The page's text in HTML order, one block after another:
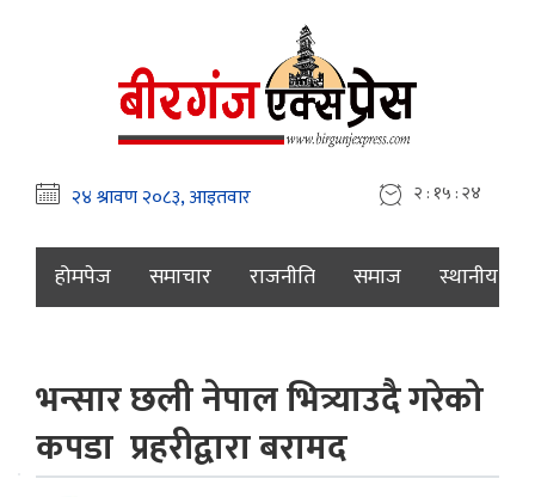
२ : १५ : २५
होमपेज समाचार राजनीति समाज स्थानीय
भन्सार छली नेपाल भित्र्याउदै गरेको
कपडा प्रहरीद्वारा बरामद